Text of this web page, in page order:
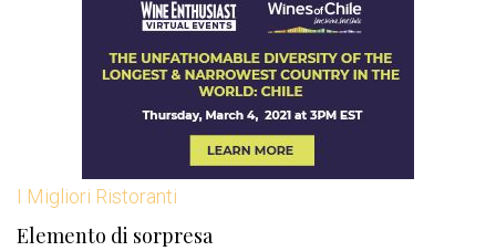
I Migliori Ristoranti
Elemento di sorpresa